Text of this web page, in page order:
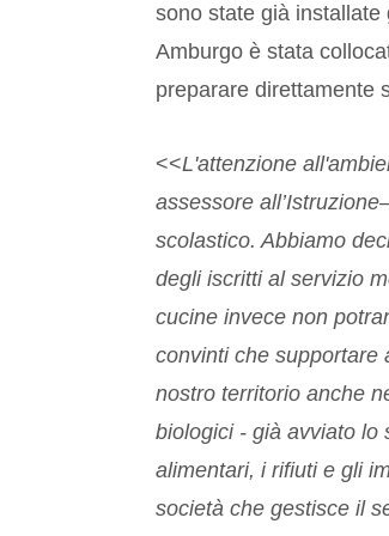
sono state già
Amburgo è stata
preparare direttamente
<<L'attenzione
assessore
scolastico. Abbiamo
degli iscritti al servizio
cucine invece non
convinti che supportare
nostro territorio anche
biologici - già avviato lo
alimentari, i rifiuti e gli
società che gestisce il